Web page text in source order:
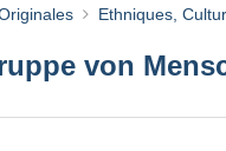
Ethniques,
von